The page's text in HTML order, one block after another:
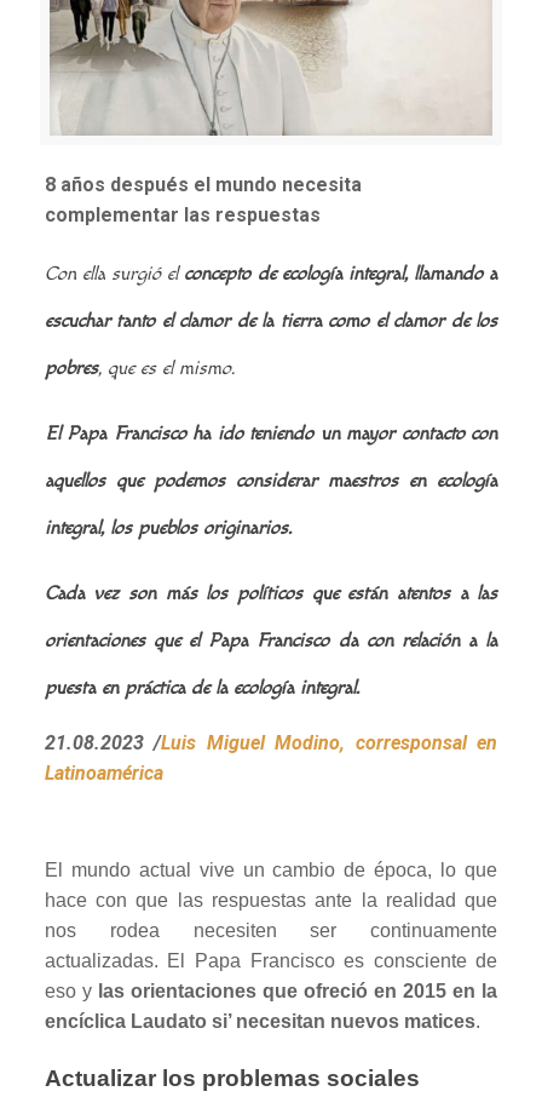
8 años después el mundo necesita
complementar las respuestas
Con ella surgió el concepto de ecología integral, llamando a
escuchar tanto el clamor de la tierra como el clamor de los
pobres, que es el mismo.
El Papa Francisco ha ido teniendo un mayor contacto con
aquellos que podemos considerar maestros en ecología
integral, los pueblos originarios.
Cada vez son más los políticos que están atentos a las
orientaciones que el Papa Francisco da con relación a la
puesta en práctica de la ecología integral.
21.08.2023/Luis Miguel Modino, corresponsal en
Latinoamérica
El mundo actual vive un cambio de época, lo que
hace con que las respuestas ante la realidad que
nos rodea necesiten ser continuamente
actualizadas. El Papa Francisco es consciente de
eso y las orientaciones que ofreció en 2015 en la
encíclica Laudato si’ necesitan nuevos matices.
Actualizar los problemas sociales